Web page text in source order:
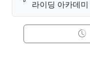
라이딩 아카데미